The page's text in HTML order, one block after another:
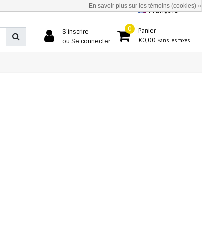
Français
S'inscrire
ou Se connecter
0
Panier
€0,00 Sans les taxes
En savoir plus sur les témoins (cookies) »